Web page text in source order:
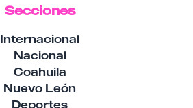
Secciones
Internacional
Nacional
Coahuila
Nuevo León
Deportes